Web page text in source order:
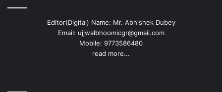
Editor(Digital) Name: Mr. Abhishek Dubey
Email: ujjwalbhoomicgr@gmail.com
Mobile: 9773586480
read more...